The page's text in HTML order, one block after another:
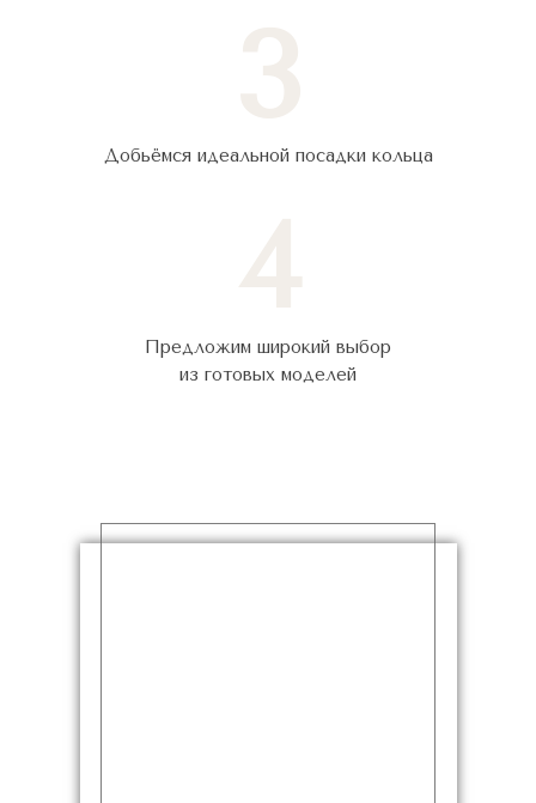
Добьёмся идеальной посадки кольца
Предложим широкий выбор
из готовых моделей